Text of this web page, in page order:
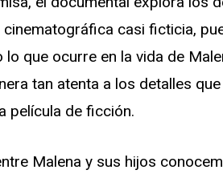
casi ficticia,
que ocurre en la vida de
tan atenta a los detalles
película de ficción.
Malena y sus hijos